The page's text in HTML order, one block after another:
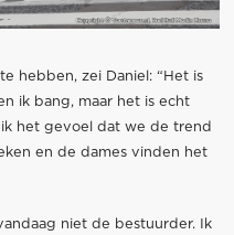
hebben, zei Daniel: “Het is
ik bang, maar het is echt
het gevoel dat we de trend
en de dames vinden het
niet de bestuurder. Ik